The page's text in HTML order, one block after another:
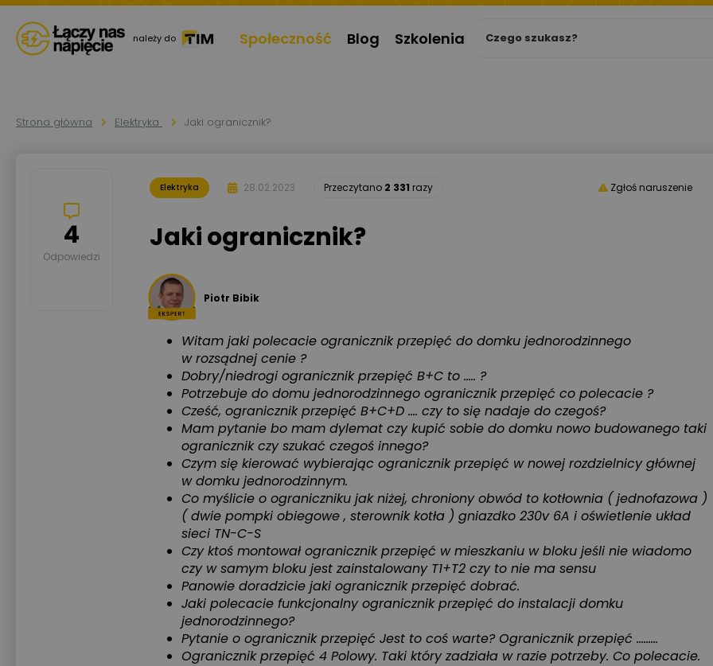
należy do Społeczność Blog Szkolenia
Strona główna Elektryka Jaki ogranicznik?
Elektryka 28.02.2023 Przeczytano 2 331 razy Zgłoś naruszenie
Jaki ogranicznik?
Piotr Bibik
Witam jaki polecacie ogranicznik przepięć do domku jednorodzinnego
w rozsądnej cenie ?
Dobry/niedrogi ogranicznik przepięć B+C to ..... ?
Potrzebuje do domu jednorodzinnego ogranicznik przepięć co polecacie ?
Cześć, ogranicznik przepięć B+C+D .... czy to się nadaje do czegoś?
Mam pytanie bo mam dylemat czy kupić sobie do domku nowo budowanego taki
ogranicznik czy szukać czegoś innego?
Czym się kierować wybierając ogranicznik przepięć w nowej rozdzielnicy głównej
w domku jednorodzinnym.
Co myślicie o ograniczniku jak niżej, chroniony obwód to kotłownia ( jednofazowa )
( dwie pompki obiegowe , sterownik kotła ) gniazdko 230v 6A i oświetlenie układ
sieci TN-C-S
Czy ktoś montował ogranicznik przepięć w mieszkaniu w bloku jeśli nie wiadomo
czy w samym bloku jest zainstalowany T1+T2 czy to nie ma sensu
Panowie doradzicie jaki ogranicznik przepięć dobrać.
Jaki polecacie funkcjonalny ogranicznik przepięć do instalacji domku
jednorodzinnego?
Pytanie o ogranicznik przepięć Jest to coś warte? Ogranicznik przepięć .........
Ogranicznik przepięć 4 Polowy. Taki który zadziała w razie potrzeby. Co polecacie.
4
Odpowiedzi